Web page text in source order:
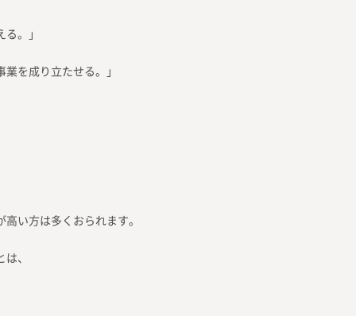
。」
を成り立たせる。」
い方は多くおられます。
、